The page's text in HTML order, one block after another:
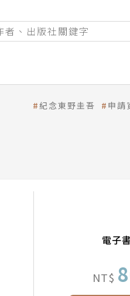
紀念東野圭吾 申請
電子書
NT$